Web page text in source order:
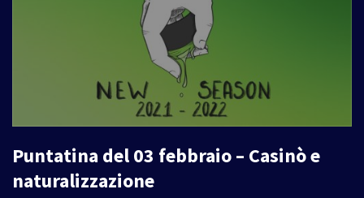
Puntatina del 03 febbraio – Casinò e
naturalizzazione